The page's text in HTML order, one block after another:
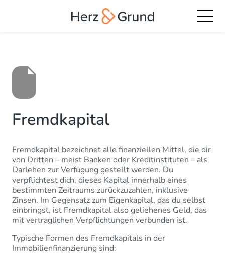
Fremdkapital
Fremdkapital bezeichnet alle finanziellen Mittel, die dir
von Dritten – meist Banken oder Kreditinstituten – als
Darlehen zur Verfügung gestellt werden. Du
verpflichtest dich, dieses Kapital innerhalb eines
bestimmten Zeitraums zurückzuzahlen, inklusive
Zinsen. Im Gegensatz zum Eigenkapital, das du selbst
einbringst, ist Fremdkapital also geliehenes Geld, das
mit vertraglichen Verpflichtungen verbunden ist.
Typische Formen des Fremdkapitals in der
Immobilienfinanzierung sind: